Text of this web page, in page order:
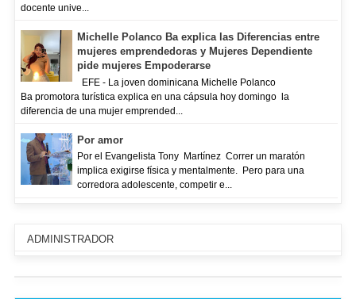
docente unive...
Michelle Polanco Ba explica las Diferencias entre
mujeres emprendedoras y Mujeres Dependiente
pide mujeres Empoderarse
EFE - La joven dominicana Michelle Polanco
Ba promotora turística explica en una cápsula hoy domingo la
diferencia de una mujer emprended...
Por amor
Por el Evangelista Tony Martínez Correr un maratón
implica exigirse física y mentalmente. Pero para una
corredora adolescente, competir e...
ADMINISTRADOR